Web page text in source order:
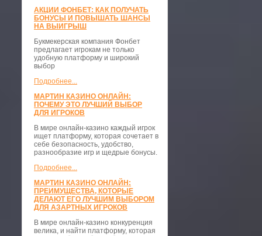
АКЦИИ ФОНБЕТ: КАК ПОЛУЧАТЬ
БОНУСЫ И ПОВЫШАТЬ ШАНСЫ
НА ВЫИГРЫШ
Букмекерская компания Фонбет
предлагает игрокам не только
удобную платформу и широкий
выбор
Подробнее...
МАРТИН КАЗИНО ОНЛАЙН:
ПОЧЕМУ ЭТО ЛУЧШИЙ ВЫБОР
ДЛЯ ИГРОКОВ
В мире онлайн-казино каждый игрок
ищет платформу, которая сочетает в
себе безопасность, удобство,
разнообразие игр и щедрые бонусы.
Подробнее...
МАРТИН КАЗИНО ОНЛАЙН:
ПРЕИМУЩЕСТВА, КОТОРЫЕ
ДЕЛАЮТ ЕГО ЛУЧШИМ ВЫБОРОМ
ДЛЯ АЗАРТНЫХ ИГРОКОВ
В мире онлайн-казино конкуренция
велика, и найти платформу, которая